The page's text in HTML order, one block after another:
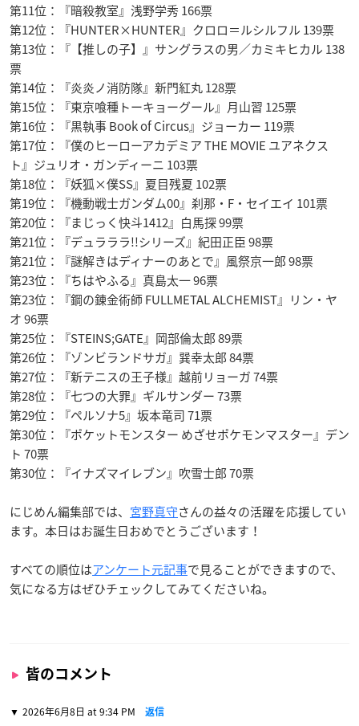
第11位：『暗殺教室』浅野学秀 166票
第12位：『HUNTER×HUNTER』クロロ＝ルシルフル 139票
第13位：『【推しの子】』サングラスの男／カミキヒカル 138
票
第14位：『炎炎ノ消防隊』新門紅丸 128票
第15位：『東京喰種トーキョーグール』月山習 125票
第16位：『黒執事 Book of Circus』ジョーカー 119票
第17位：『僕のヒーローアカデミア THE MOVIE ユアネクス
ト』ジュリオ・ガンディーニ 103票
第18位：『妖狐×僕SS』夏目残夏 102票
第19位：『機動戦士ガンダム00』刹那・F・セイエイ 101票
第20位：『まじっく快斗1412』白馬探 99票
第21位：『デュラララ!!シリーズ』紀田正臣 98票
第21位：『謎解きはディナーのあとで』風祭京一郎 98票
第23位：『ちはやふる』真島太一 96票
第23位：『鋼の錬金術師 FULLMETAL ALCHEMIST』リン・ヤ
オ 96票
第25位：『STEINS;GATE』岡部倫太郎 89票
第26位：『ゾンビランドサガ』巽幸太郎 84票
第27位：『新テニスの王子様』越前リョーガ 74票
第28位：『七つの大罪』ギルサンダー 73票
第29位：『ペルソナ5』坂本竜司 71票
第30位：『ポケットモンスター めざせポケモンマスター』デン
ト 70票
第30位：『イナズマイレブン』吹雪士郎 70票
にじめん編集部では、 宮野真守さんの益々の活躍を応援してい
ます。本日はお誕生日おめでとうございます！
すべての順位はアンケート元記事で見ることができますので、
気になる方はぜひチェックしてみてくださいね。
皆のコメント
2026年6月8日 at 9:34 PM 返信